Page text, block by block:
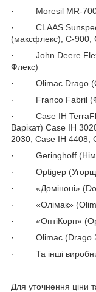
· Moresil MR-700
· CLAAS
(максфлекс), С-900,
· John Deere Flex
Флекс)
· Olimac Drago
· Franco Fabril
· Case IH
Варікат) Case IH
2030, Case IH 4408,
· Geringhoff
· Optigep
· «Доміноні»
· «Олімак»
· «ОптіКорн»
· Olimac (Drago 2,
· Та інші
Для уточнення ціни